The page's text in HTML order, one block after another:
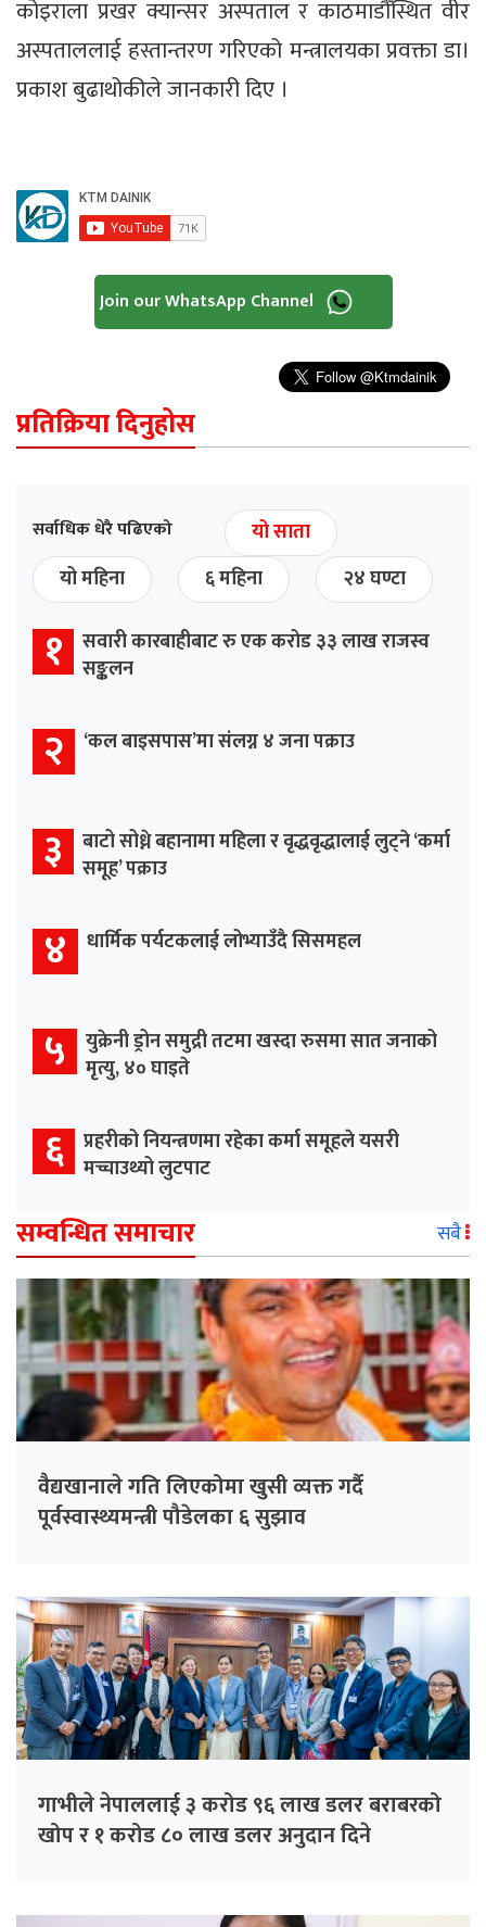
कोइराला प्रखर क्यान्सर अस्पताल र काठमाडौँस्थित वीर
अस्पताललाई हस्तान्तरण गरिएको मन्त्रालयका प्रवक्ता डा।
प्रकाश बुढाथोकीले जानकारी दिए ।
Join our WhatsApp Channel
प्रतिक्रिया दिनुहोस
सर्वाधिक धेरै पढिएको
यो साता
यो महिना
६ महिना २४ घण्टा
१ सवारी कारबाहीबाट रु एक करोड ३३ लाख राजस्व
सङ्कलन
२ ‘कल बाइसपास’मा संलग्न ४ जना पक्राउ
३ बाटो सोध्ने बहानामा महिला र वृद्धवृद्धालाई लुट्ने ‘कर्मा
समूह’ पक्राउ
४ धार्मिक पर्यटकलाई लोभ्याउँदै सिसमहल
५ युक्रेनी ड्रोन समुद्री तटमा खस्दा रुसमा सात जनाको
मृत्यु, ४० घाइते
६ प्रहरीको नियन्त्रणमा रहेका कर्मा समूहले यसरी
मच्चाउथ्यो लुटपाट
सम्वन्धित समाचार सबै
वैद्यखानाले गति लिएकोमा खुसी व्यक्त गर्दै
पूर्वस्वास्थ्यमन्त्री पौडेलका ६ सुझाव
गाभीले नेपाललाई ३ करोड ९६ लाख डलर बराबरको
खोप र १ करोड ८० लाख डलर अनुदान दिने